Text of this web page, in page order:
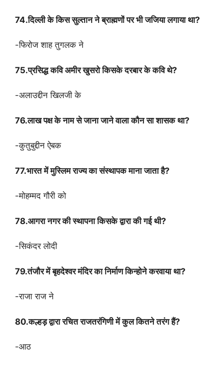
74.दिल्ली के किस सुल्तान ने ब्राह्मणों पर भी जजिया लगाया था?
-फिरोज शाह तुगलक ने
75.प्रसिद्ध कवि अमीर खुसरो किसके दरबार के कवि थे?
-अलाउद्दीन खिलजी के
76.लाख पक्ष के नाम से जाना जाने वाला कौन सा शासक था?
-कुतुबुद्दीन ऐबक
77.भारत में मुस्लिम राज्य का संस्थापक माना जाता है?
-मोहम्मद गौरी को
78.आगरा नगर की स्थापना किसके द्वारा की गई थी?
-सिकंदर लोदी
79.तंजौर में बृहदेश्वर मंदिर का निर्माण किन्होने करवाया था?
-राजा राज ने
80.कल्हड़ द्वारा रचित राजतरंगिणी में कुल कितने तरंग हैं?
-आठ